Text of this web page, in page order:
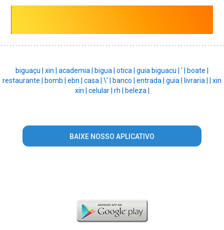
biguaçu | xin | academia | bigua | otica | guia biguacu | ' | boate |
restaurante | bomb | ebn | casa | \' | banco | entrada | guia | livraria | | xin
xin | celular | rh | beleza |
BAIXE NOSSO APLICATIVO